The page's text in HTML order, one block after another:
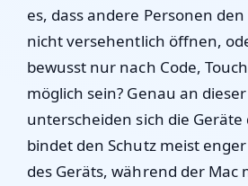
es, dass andere Personen
nicht versehentlich öffnen,
bewusst nur nach Code,
möglich sein? Genau an
unterscheiden sich die
bindet den Schutz meist
des Geräts, während der Mac